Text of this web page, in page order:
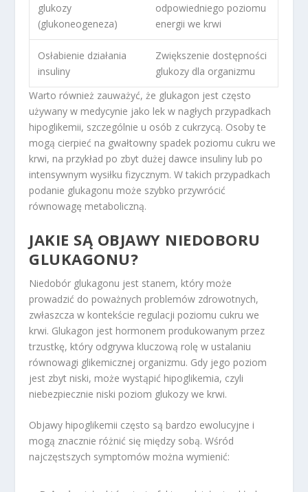
glukozy
(glukoneogeneza)
odpowiedniego poziomu
energii we krwi
Osłabienie działania
insuliny
Zwiększenie dostępności
glukozy dla organizmu
Warto również zauważyć, że glukagon jest często
używany w medycynie jako lek w nagłych przypadkach
hipoglikemii, szczególnie u osób z cukrzycą. Osoby te
mogą cierpieć na gwałtowny spadek poziomu cukru we
krwi, na przykład po zbyt dużej dawce insuliny lub po
intensywnym wysiłku fizycznym. W takich przypadkach
podanie glukagonu może szybko przywrócić
równowagę metaboliczną.
JAKIE SĄ OBJAWY NIEDOBORU
GLUKAGONU?
Niedobór glukagonu jest stanem, który może
prowadzić do poważnych problemów zdrowotnych,
zwłaszcza w kontekście regulacji poziomu cukru we
krwi. Glukagon jest hormonem produkowanym przez
trzustkę, który odgrywa kluczową rolę w ustalaniu
równowagi glikemicznej organizmu. Gdy jego poziom
jest zbyt niski, może wystąpić hipoglikemia, czyli
niebezpiecznie niski poziom glukozy we krwi.
Objawy hipoglikemii często są bardzo ewolucyjne i
mogą znacznie różnić się między sobą. Wśród
najczęstszych symptomów można wymienić: